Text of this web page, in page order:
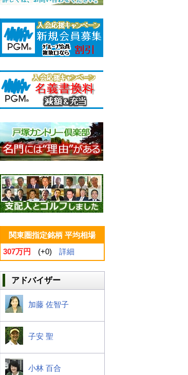
関東圏指定銘柄 平均相場
307万円
(+0) 詳細
アドバイザー
加藤 佐智子
子安 聖
小林 百合